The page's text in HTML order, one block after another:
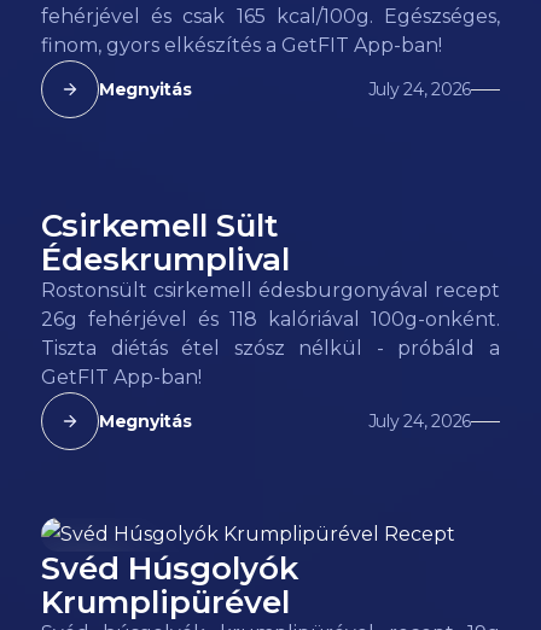
fehérjével és csak 165 kcal/100g. Egészséges,
finom, gyors elkészítés a GetFIT App-ban!
Megnyitás July 24, 2026
118kcal
Csirkemell Sült
Édeskrumplival
Rostonsült csirkemell édesburgonyával recept
26g fehérjével és 118 kalóriával 100g-onként.
Tiszta diétás étel szósz nélkül - próbáld a
GetFIT App-ban!
Megnyitás July 24, 2026
135kcal
Svéd Húsgolyók
Krumplipürével